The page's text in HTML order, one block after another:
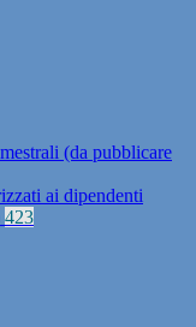
(da pubblicare
ai dipendenti
423